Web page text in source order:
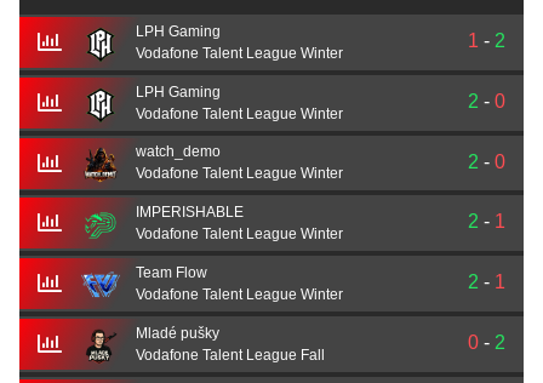
LPH Gaming
Vodafone Talent League Winter
1 - 2
LPH Gaming
Vodafone Talent League Winter
2 - 0
watch_demo
Vodafone Talent League Winter
2 - 0
IMPERISHABLE
Vodafone Talent League Winter
2 - 1
Team Flow
Vodafone Talent League Winter
2 - 1
Mladé pušky
Vodafone Talent League Fall
0 - 2